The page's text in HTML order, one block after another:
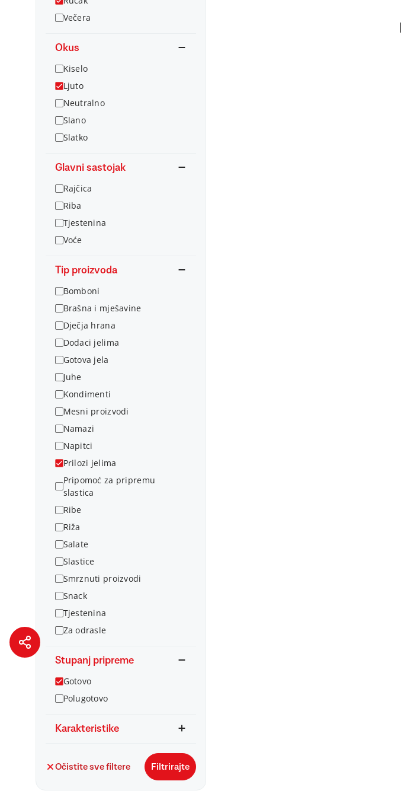
Večera
Okus
Kiselo
Ljuto
Neutralno
Slano
Slatko
Glavni sastojak
Rajčica
Riba
Tjestenina
Voće
Tip proizvoda
Bomboni
Brašna i mješavine
Dječja hrana
Dodaci jelima
Gotova jela
Juhe
Kondimenti
Mesni proizvodi
Namazi
Napitci
Prilozi jelima
Pripomoć za pripremu
slastica
Ribe
Riža
Salate
Slastice
Smrznuti proizvodi
Snack
Tjestenina
Za odrasle
Stupanj pripreme
Gotovo
Polugotovo
Karakteristike
Očistite sve filtere Filtrirajte